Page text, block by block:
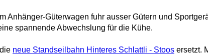
Anhänger-Güterwagen fuhr ausser Gütern und
spannende Abwechslung für die Kühe.
neue Standseilbahn Hinteres Schlattli - Stoos ersetzt.